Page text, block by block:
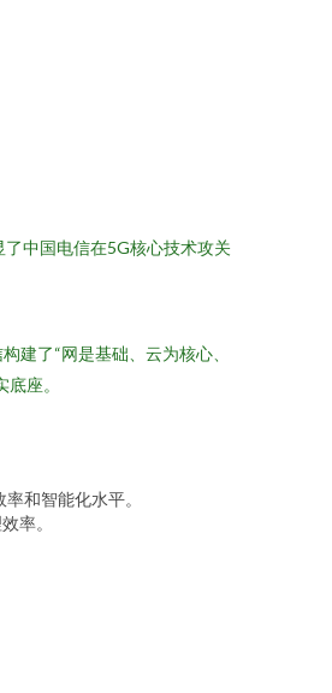
中国电信在5G核心技术攻关
建了“网是基础、云为核心、
座。
和智能化水平。
率。